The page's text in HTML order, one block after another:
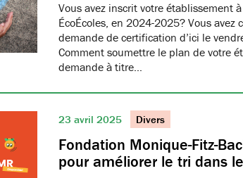
Vous avez inscrit votre établissement
ÉcoÉcoles, en 2024-2025? Vous avez
demande de certification d’ici le
Comment soumettre le plan de votre
demande à titre…
23 avril 2025 Divers
Fondation Monique-Fitz-
pour améliorer le tri dans